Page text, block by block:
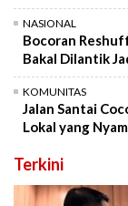
NASIONAL
Bocoran
Bakal Dilantik
KOMUNITAS
Jalan Santai
Lokal yang
Terkini